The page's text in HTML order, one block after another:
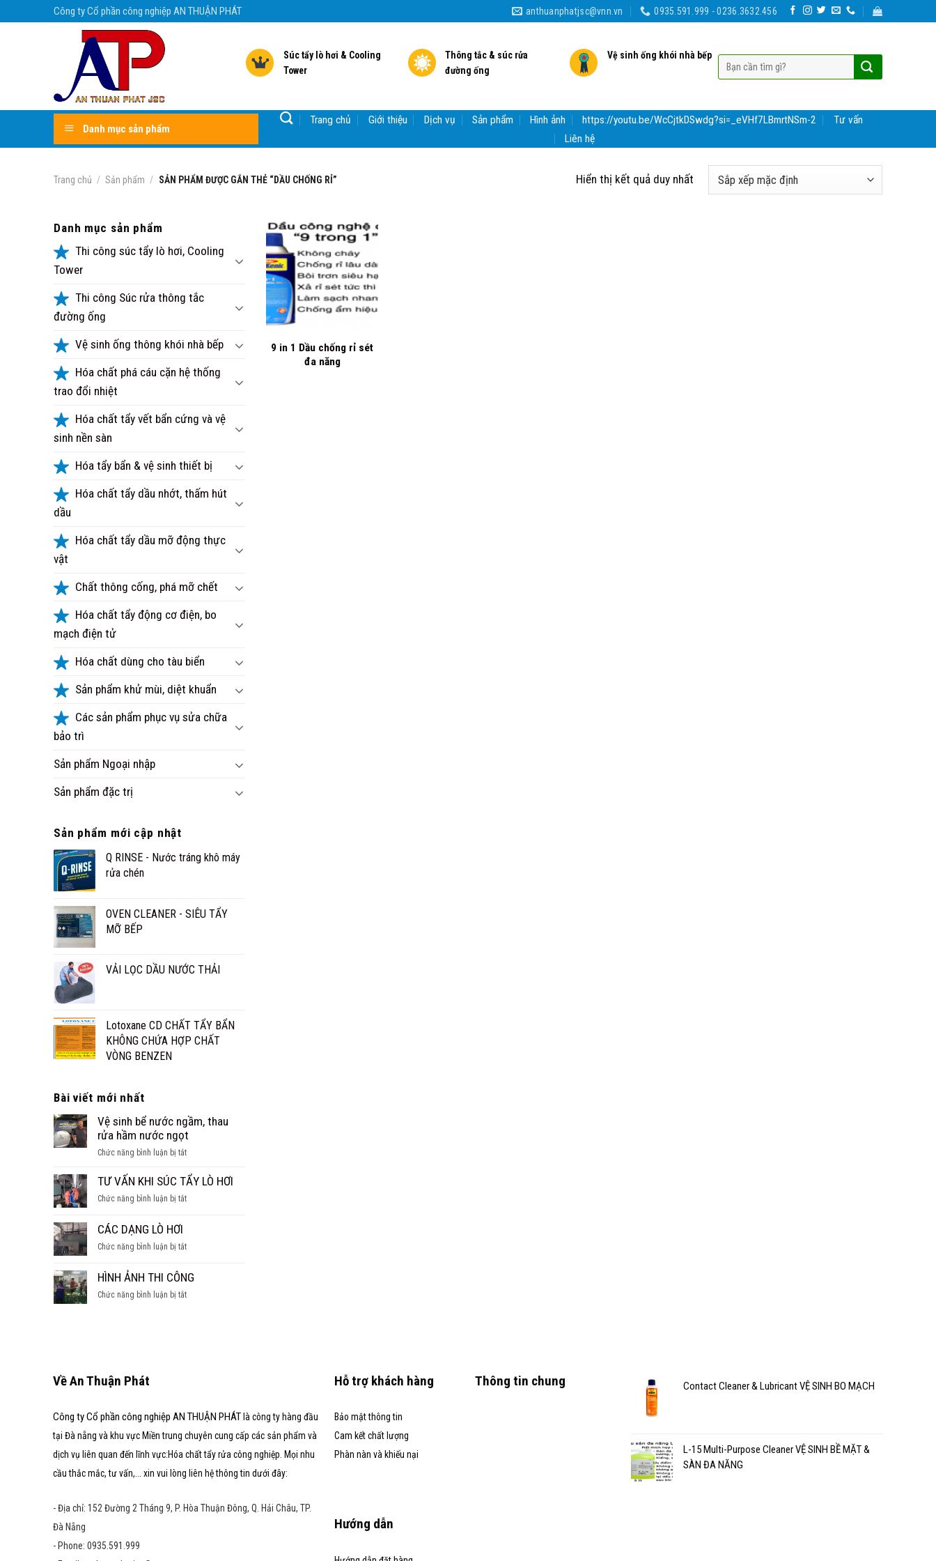
Công ty Cổ phần công nghiệp AN THUẬN PHÁT anthuanphatjsc@vnn.vn 0935.591.999 - 0236.3632.456
Súc tẩy lò hơi & Cooling
Tower
Thông tắc & súc rửa
đường ống
Vệ sinh ống khói nhà bếp
Danh mục sản phẩm
Trang chủ Giới thiệu Dịch vụ Sản phẩm Hình ảnh https://youtu.be/WcCjtkDSwdg?si=_eVHf7LBmrtNSm-2
Tư vấn
Liên hệ
Trang chủ / Sản phẩm / SẢN PHẨM ĐƯỢC GẮN THẺ “DẦU CHỐNG RỈ” Hiển thị kết quả duy nhất
Danh mục sản phẩm
Thi công súc tẩy lò hơi, Cooling
Tower
Thi công Súc rửa thông tắc
đường ống
Vệ sinh ống thông khói nhà bếp
Hóa chất phá cáu cặn hệ thống
trao đổi nhiệt
Hóa chất tẩy vết bẩn cứng và vệ
sinh nền sàn
Hóa tẩy bẩn & vệ sinh thiết bị
Hóa chất tẩy dầu nhớt, thấm hút
dầu
Hóa chất tẩy dầu mỡ động thực
vật
Chất thông cống, phá mỡ chết
Hóa chất tẩy động cơ điện, bo
mạch điện tử
Hóa chất dùng cho tàu biển
Sản phẩm khử mùi, diệt khuẩn
Các sản phẩm phục vụ sửa chữa
bảo trì
Sản phẩm Ngoại nhập
Sản phẩm đặc trị
Sản phẩm mới cập nhật
Q RINSE - Nước tráng khô máy
rửa chén
OVEN CLEANER - SIÊU TẨY
MỠ BẾP
VẢI LỌC DẦU NƯỚC THẢI
Lotoxane CD CHẤT TẨY BẨN
KHÔNG CHỨA HỢP CHẤT
VÒNG BENZEN
Bài viết mới nhất
Vệ sinh bể nước ngầm, thau
rửa hầm nước ngọt
Chức năng bình luận bị tắtở
sinh
nước
rửa
nước
ngọt
TƯ VẤN KHI SÚC TẨY LÒ HƠI
Chức năng bình luận bị tắtở
SÚC
LÒ
HƠI
CÁC DẠNG LÒ HƠI
Chức năng bình luận bị tắtở
DẠNG
HƠI
HÌNH ẢNH THI CÔNG
Chức năng bình luận bị tắtở
+
9 in 1 Dầu chống rỉ sét
đa năng
Về An Thuận Phát
Công ty Cổ phần công nghiệp AN THUẬN PHÁTlà công ty hàng đầu
tại Đà nẵng và khu vực Miền trung chuyên cung cấp các sản phẩm và
dịch vụ liên quan đến lĩnh vực:Hóa chất tẩy rửa công nghiệp. Mọi nhu
cầu thắc mắc, tư vấn,... xin vui lòng liên hệ thông tin dưới đây:
- Địa chỉ: 152 Đường 2 Tháng 9, P. Hòa Thuận Đông, Q. Hải Châu, TP.
Đà Nẵng
- Phone: 0935.591.999
Hỗ trợ khách hàng
Bảo mật thông tin
Cam kết chất lượng
Phàn nàn và khiếu nại
Hướng dẫn
Thông tin chung Contact Cleaner & Lubricant VỆ SINH BO MẠCH
L-15 Multi-Purpose Cleaner VỆ SINH BỀ MẶT &
SÀN ĐA NĂNG